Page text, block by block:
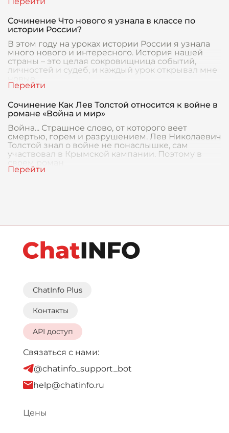
Сочинение Что нового я узнала в классе по
истории России?
В этом году на уроках истории России я узнала
много нового и интересного. История нашей
страны – это целая сокровищница событий,
личностей и судеб, и каждый урок открывал мне
Сочинение Как Лев Толстой относится к войне в
романе «Война и мир»
Война... Страшное слово, от которого веет
смертью, горем и разрушением. Лев Николаевич
Толстой знал о войне не понаслышке, сам
участвовал в Крымской кампании. Поэтому в
ChatInfo Plus
Контакты
API доступ
Связаться с нами:
@chatinfo_support_bot
help@chatinfo.ru
Цены